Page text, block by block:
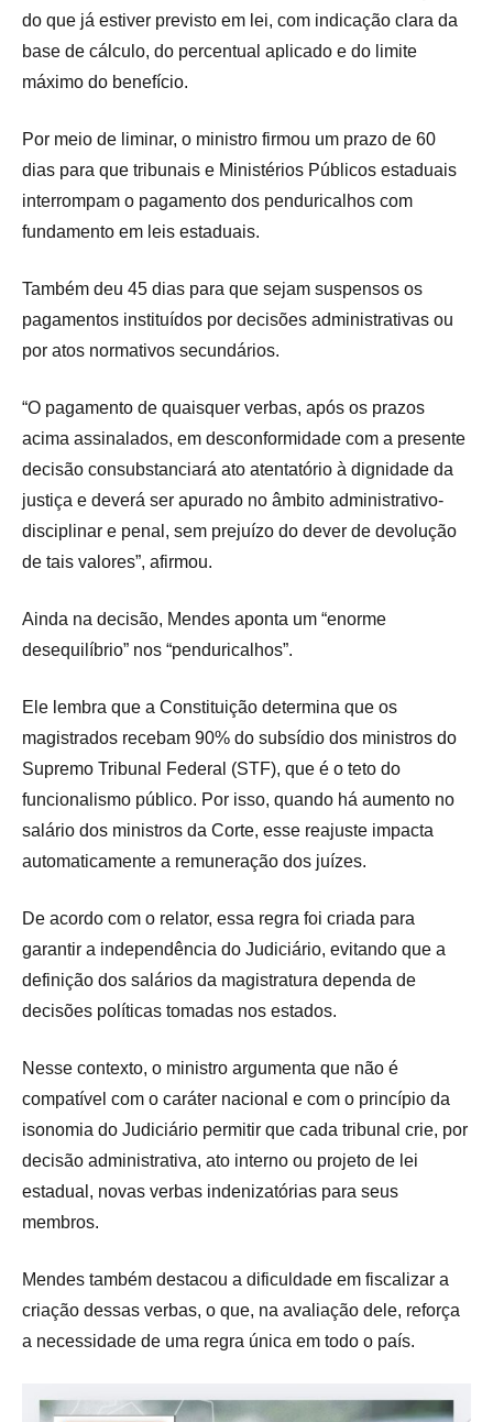
do que já estiver previsto em lei, com indicação clara da
base de cálculo, do percentual aplicado e do limite
máximo do benefício.
Por meio de liminar, o ministro firmou um prazo de 60
dias para que tribunais e Ministérios Públicos estaduais
interrompam o pagamento dos penduricalhos com
fundamento em leis estaduais.
Também deu 45 dias para que sejam suspensos os
pagamentos instituídos por decisões administrativas ou
por atos normativos secundários.
“O pagamento de quaisquer verbas, após os prazos
acima assinalados, em desconformidade com a presente
decisão consubstanciará ato atentatório à dignidade da
justiça e deverá ser apurado no âmbito administrativo-
disciplinar e penal, sem prejuízo do dever de devolução
de tais valores”, afirmou.
Ainda na decisão, Mendes aponta um “enorme
desequilíbrio” nos “penduricalhos”.
Ele lembra que a Constituição determina que os
magistrados recebam 90% do subsídio dos ministros do
Supremo Tribunal Federal (STF), que é o teto do
funcionalismo público. Por isso, quando há aumento no
salário dos ministros da Corte, esse reajuste impacta
automaticamente a remuneração dos juízes.
De acordo com o relator, essa regra foi criada para
garantir a independência do Judiciário, evitando que a
definição dos salários da magistratura dependa de
decisões políticas tomadas nos estados.
Nesse contexto, o ministro argumenta que não é
compatível com o caráter nacional e com o princípio da
isonomia do Judiciário permitir que cada tribunal crie, por
decisão administrativa, ato interno ou projeto de lei
estadual, novas verbas indenizatórias para seus
membros.
Mendes também destacou a dificuldade em fiscalizar a
criação dessas verbas, o que, na avaliação dele, reforça
a necessidade de uma regra única em todo o país.